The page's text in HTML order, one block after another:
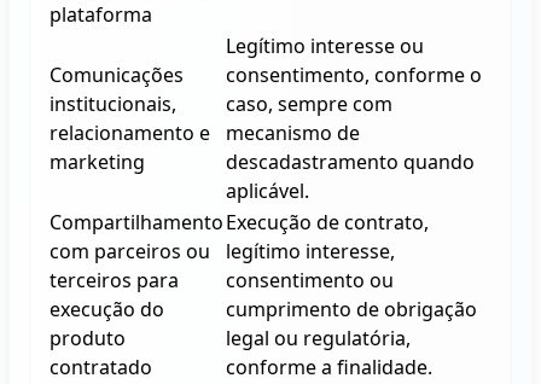
plataforma
Comunicações
institucionais,
relacionamento e
marketing
Legítimo interesse ou
consentimento, conforme o
caso, sempre com
mecanismo de
descadastramento quando
aplicável.
Compartilhamento
com parceiros ou
terceiros para
execução do
produto
contratado
Execução de contrato,
legítimo interesse,
consentimento ou
cumprimento de obrigação
legal ou regulatória,
conforme a finalidade.